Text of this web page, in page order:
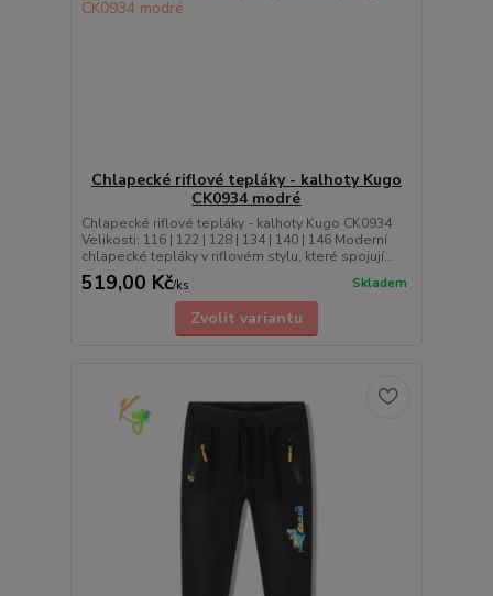
Chlapecké riflové tepláky - kalhoty Kugo
CK0934 modré
Chlapecké riflové tepláky - kalhoty Kugo CK0934
Velikosti: 116 | 122 | 128 | 134 | 140 | 146 Moderní
chlapecké tepláky v riflovém stylu, které spojují...
519,00 Kč/ks Skladem
Zvolit variantu